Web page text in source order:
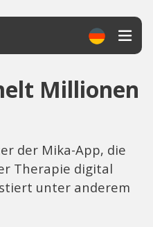
Millionen
der Mika-App, die
Therapie digital
unter anderem